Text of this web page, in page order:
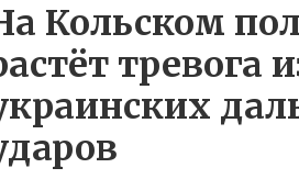
Кольском
тревога